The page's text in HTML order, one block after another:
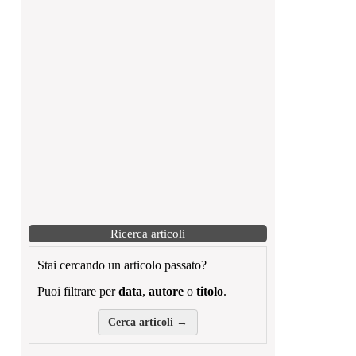
Ricerca articoli
Stai cercando un articolo passato?
Puoi filtrare perdata, autore o titolo.
Cerca articoli →